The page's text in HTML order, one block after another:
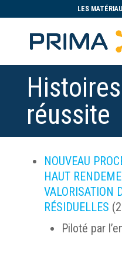
LES
réussite
NOUVEAU
HAUT
VALORISATION
RÉSIDUELLES
Piloté par